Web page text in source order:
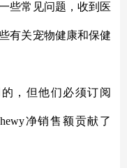
些常见问题，收到医
有关宠物健康和保健
，但他们必须订阅
净销售额贡献了